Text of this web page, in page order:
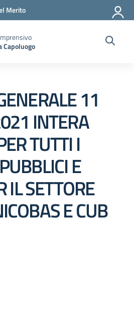
Merito
Capoluogo
11
INTERA
TUTTI I
E
IL SETTORE
E CUB